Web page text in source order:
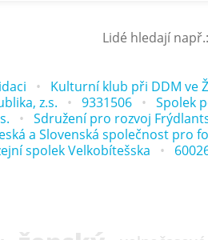
Lidé hledají např.:
Kulturní klub při DDM ve
z.s. 9331506 Spolek
Sdružení pro rozvoj
a Slovenská společnost pro
spolek Velkobítešska